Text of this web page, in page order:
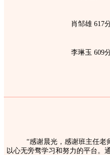
肖邹雄 617
李琳玉 609
“感谢晨光，感谢班主任老师
以心无旁骛学习和努力的平台。